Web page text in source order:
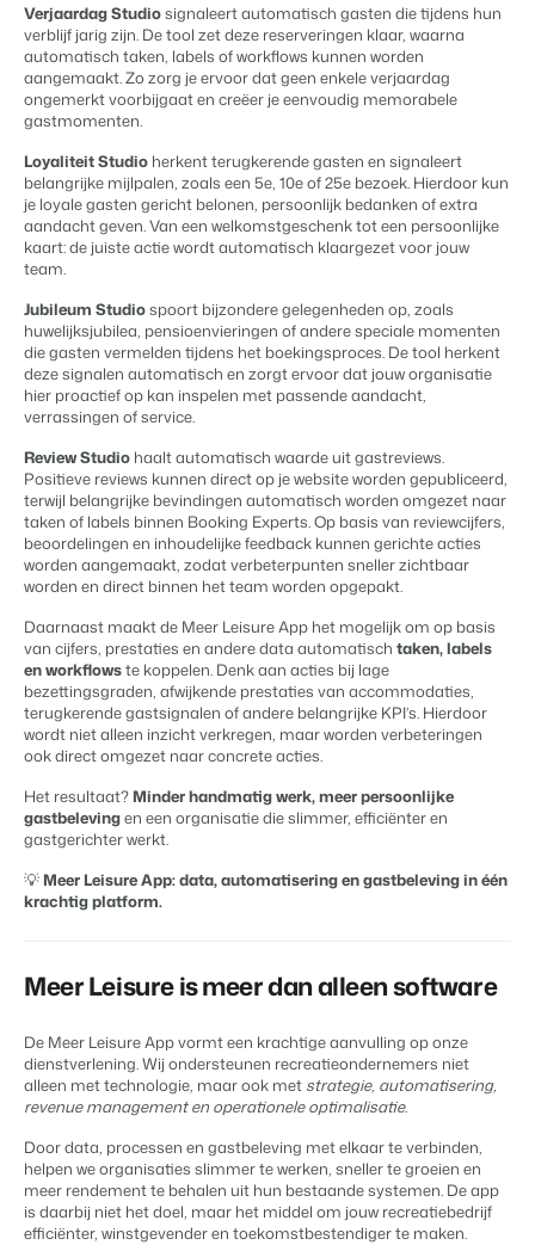
Online Marketing
De krachtige combinatie van branding en performance marketing
Recreatief Vastgoedmarketing
Jouw project uitverkocht in een mum van tijd.
Booking Analytics
Premium BI Tool.
Ontdek de eindeloze mogelijkheden van het Booking
Experts Platform.
Voor Vakantieparken
Ontdek de voordelen van Booking Experts voor
Vakantieparken.
Voor Concerns
Groepen.
Dankzij Booking Experts
kunnen we ons volledig
focussen op gastvrijheid!
Gijs Meerdink
welcome.in
Trust Center
Vertrouwen bij Booking Experts
Customer Success Team
Krijg antwoord op jouw vragen
Vacatures
Vind jouw nieuwe droombaan
Contact
Neem contact op
Over ons
Leer de mensen achter Booking Experts kennen
Vastgoedprojecten
transformeren tot
Klantverhaal Hofparken
Contact sales Request demo
Verjaardag Studiosignaleert automatisch gasten die tijdens hun
verblijf jarig zijn. De tool zet deze reserveringen klaar, waarna
automatisch taken, labels of workflows kunnen worden
aangemaakt. Zo zorg je ervoor dat geen enkele verjaardag
ongemerkt voorbijgaat en creëer je eenvoudig memorabele
gastmomenten.
Loyaliteit Studio herkent terugkerende gasten en signaleert
belangrijke mijlpalen, zoals een 5e, 10e of 25e bezoek. Hierdoor kun
je loyale gasten gericht belonen, persoonlijk bedanken of extra
aandacht geven. Van een welkomstgeschenk tot een persoonlijke
kaart: de juiste actie wordt automatisch klaargezet voor jouw
team.
Jubileum Studiospoort bijzondere gelegenheden op, zoals
huwelijksjubilea, pensioenvieringen of andere speciale momenten
die gasten vermelden tijdens het boekingsproces. De tool herkent
deze signalen automatisch en zorgt ervoor dat jouw organisatie
hier proactief op kan inspelen met passende aandacht,
verrassingen of service.
Review Studio haalt automatisch waarde uit gastreviews.
Positieve reviews kunnen direct op je website worden gepubliceerd,
terwijl belangrijke bevindingen automatisch worden omgezet naar
taken of labels binnen Booking Experts. Op basis van reviewcijfers,
beoordelingen en inhoudelijke feedback kunnen gerichte acties
worden aangemaakt, zodat verbeterpunten sneller zichtbaar
worden en direct binnen het team worden opgepakt.
Daarnaast maakt de Meer Leisure App het mogelijk om op basis
van cijfers, prestaties en andere data automatisch taken, labels
en workflowste koppelen. Denk aan acties bij lage
bezettingsgraden, afwijkende prestaties van accommodaties,
terugkerende gastsignalen of andere belangrijke KPI’s. Hierdoor
wordt niet alleen inzicht verkregen, maar worden verbeteringen
ook direct omgezet naar concrete acties.
Het resultaat? Minder handmatig werk, meer persoonlijke
gastbelevingen een organisatie die slimmer, efficiënter en
gastgerichter werkt.
💡 Meer Leisure App: data, automatisering en gastbeleving in één
krachtig platform.
Meer Leisure is meer dan alleen software
De Meer Leisure App vormt een krachtige aanvulling op onze
dienstverlening. Wij ondersteunen recreatieondernemers niet
alleen met technologie, maar ook met strategie, automatisering,
revenue management en operationele optimalisatie.
Door data, processen en gastbeleving met elkaar te verbinden,
helpen we organisaties slimmer te werken, sneller te groeien en
meer rendement te behalen uit hun bestaande systemen. De app
is daarbij niet het doel, maar het middel om jouw recreatiebedrijf
efficiënter, winstgevender en toekomstbestendiger te maken.